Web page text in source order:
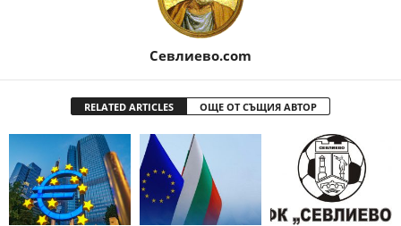
Севлиево.com
RELATED ARTICLES ОЩЕ ОТ СЪЩИЯ АВТОР